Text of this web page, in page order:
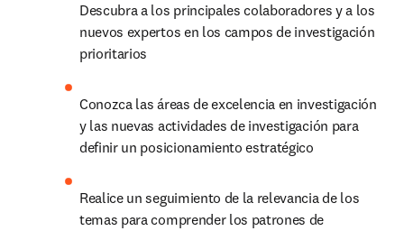
Descubra a los principales colaboradores y a los
nuevos expertos en los campos de investigación
prioritarios
Conozca las áreas de excelencia en investigación
y las nuevas actividades de investigación para
definir un posicionamiento estratégico
Realice un seguimiento de la relevancia de los
temas para comprender los patrones de